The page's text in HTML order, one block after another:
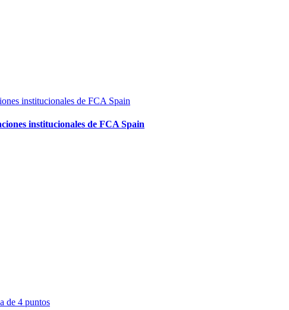
institucionales de FCA Spain